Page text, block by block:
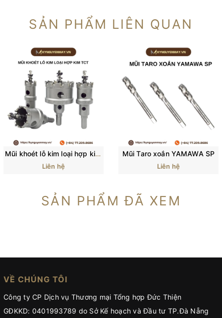
SẢN PHẨM LIÊN QUAN
Mũi khoét lỗ kim loại hợp kim TCT
Liên hệ
Mũi Taro xoắn YAMAWA SP
Liên hệ
SẢN PHẨM ĐÃ XEM
VỀ CHÚNG TÔI
Công ty CP Dịch vụ Thương mại Tổng hợp Đức Thiện
GĐKKD: 0401993789 do Sở Kế hoạch và Đầu tư TP.Đà Nẵng